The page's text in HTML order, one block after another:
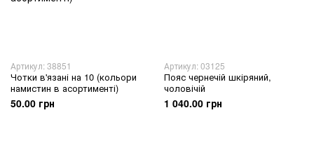
Артикул: 38851
Чотки в'язані на 10 (кольори
намистин в асортименті)
50.00 грн
Артикул: 03125
Пояс чернечій шкіряний,
чоловічій
1 040.00 грн